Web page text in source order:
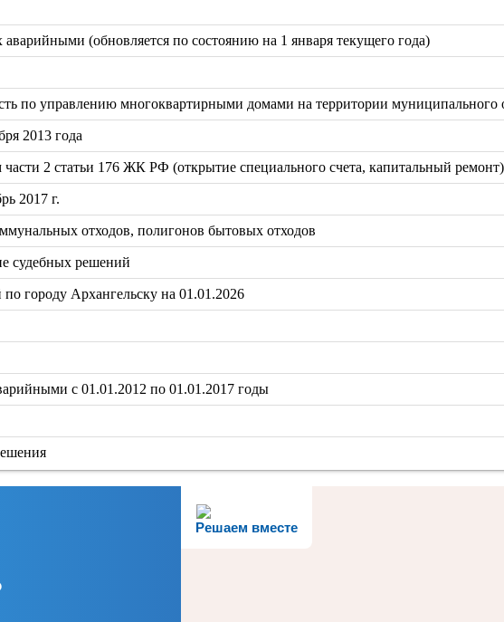
(обновляется по состоянию на 1 января текущего года)
по управлению многоквартирными домами на территории муниципального
2013 года
2 статьи 176 ЖК РФ (открытие специального счета, капитальный ремонт)
2017 г.
отходов, полигонов бытовых отходов
судебных решений
городу Архангельску на 01.01.2026
с 01.01.2012 по 01.01.2017 годы
Решаем вместе